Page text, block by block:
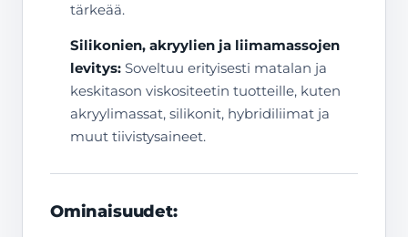
tärkeää.
Silikonien, akryylien ja liimamassojen
levitys: Soveltuu erityisesti matalan ja
keskitason viskositeetin tuotteille, kuten
akryylimassat, silikonit, hybridiliimat ja
muut tiivistysaineet.
Ominaisuudet: